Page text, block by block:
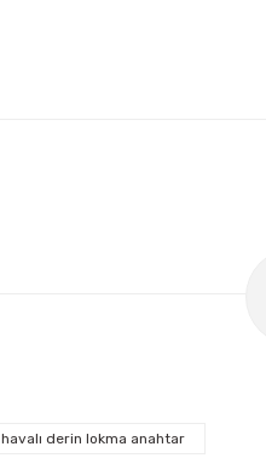
havalı derin lokma anahtar